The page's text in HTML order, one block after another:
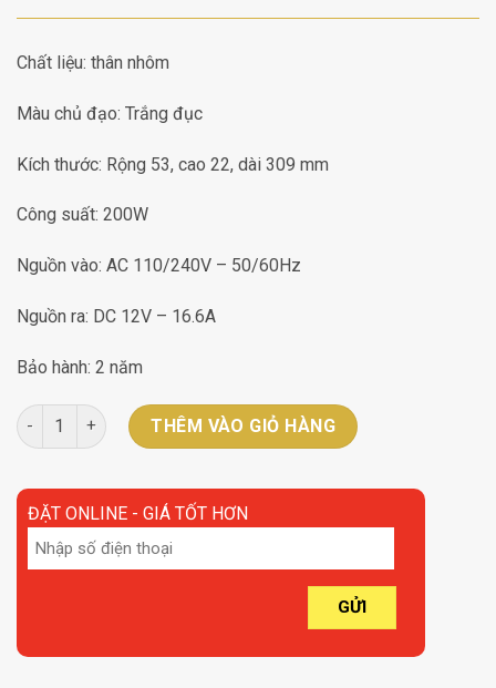
Chất liệu: thân nhôm
Màu chủ đạo: Trắng đục
Kích thước: Rộng 53, cao 22, dài 309 mm
Công suất: 200W
Nguồn vào: AC 110/240V – 50/60Hz
Nguồn ra: DC 12V – 16.6A
Bảo hành: 2 năm
Chấn lưu định hình 200W-12V DC12V-16.5A số lượng
THÊM VÀO GIỎ HÀNG
ĐẶT ONLINE - GIÁ TỐT HƠN